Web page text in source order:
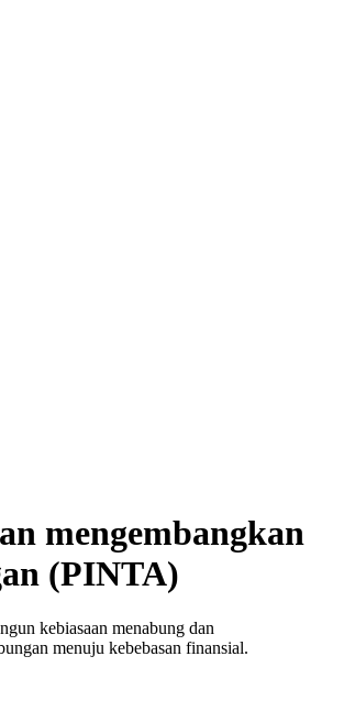
mengembangkan
(PINTA)
kebiasaan menabung dan
menuju kebebasan finansial.